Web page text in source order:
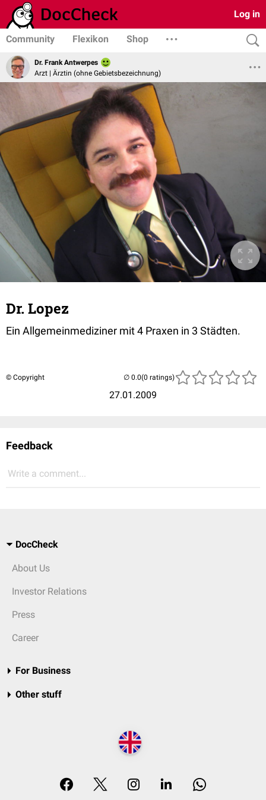
Log in
Community Flexikon Shop
Dr. Frank Antwerpes
Arzt | Ärztin (ohne Gebietsbezeichnung)
Dr. Lopez
Ein Allgemeinmediziner mit 4 Praxen in 3 Städten.
© Copyright
27.01.2009
(0 ratings)
Feedback
Write a comment...
DocCheck
About Us
Investor Relations
Press
Career
For Business
Other stuff